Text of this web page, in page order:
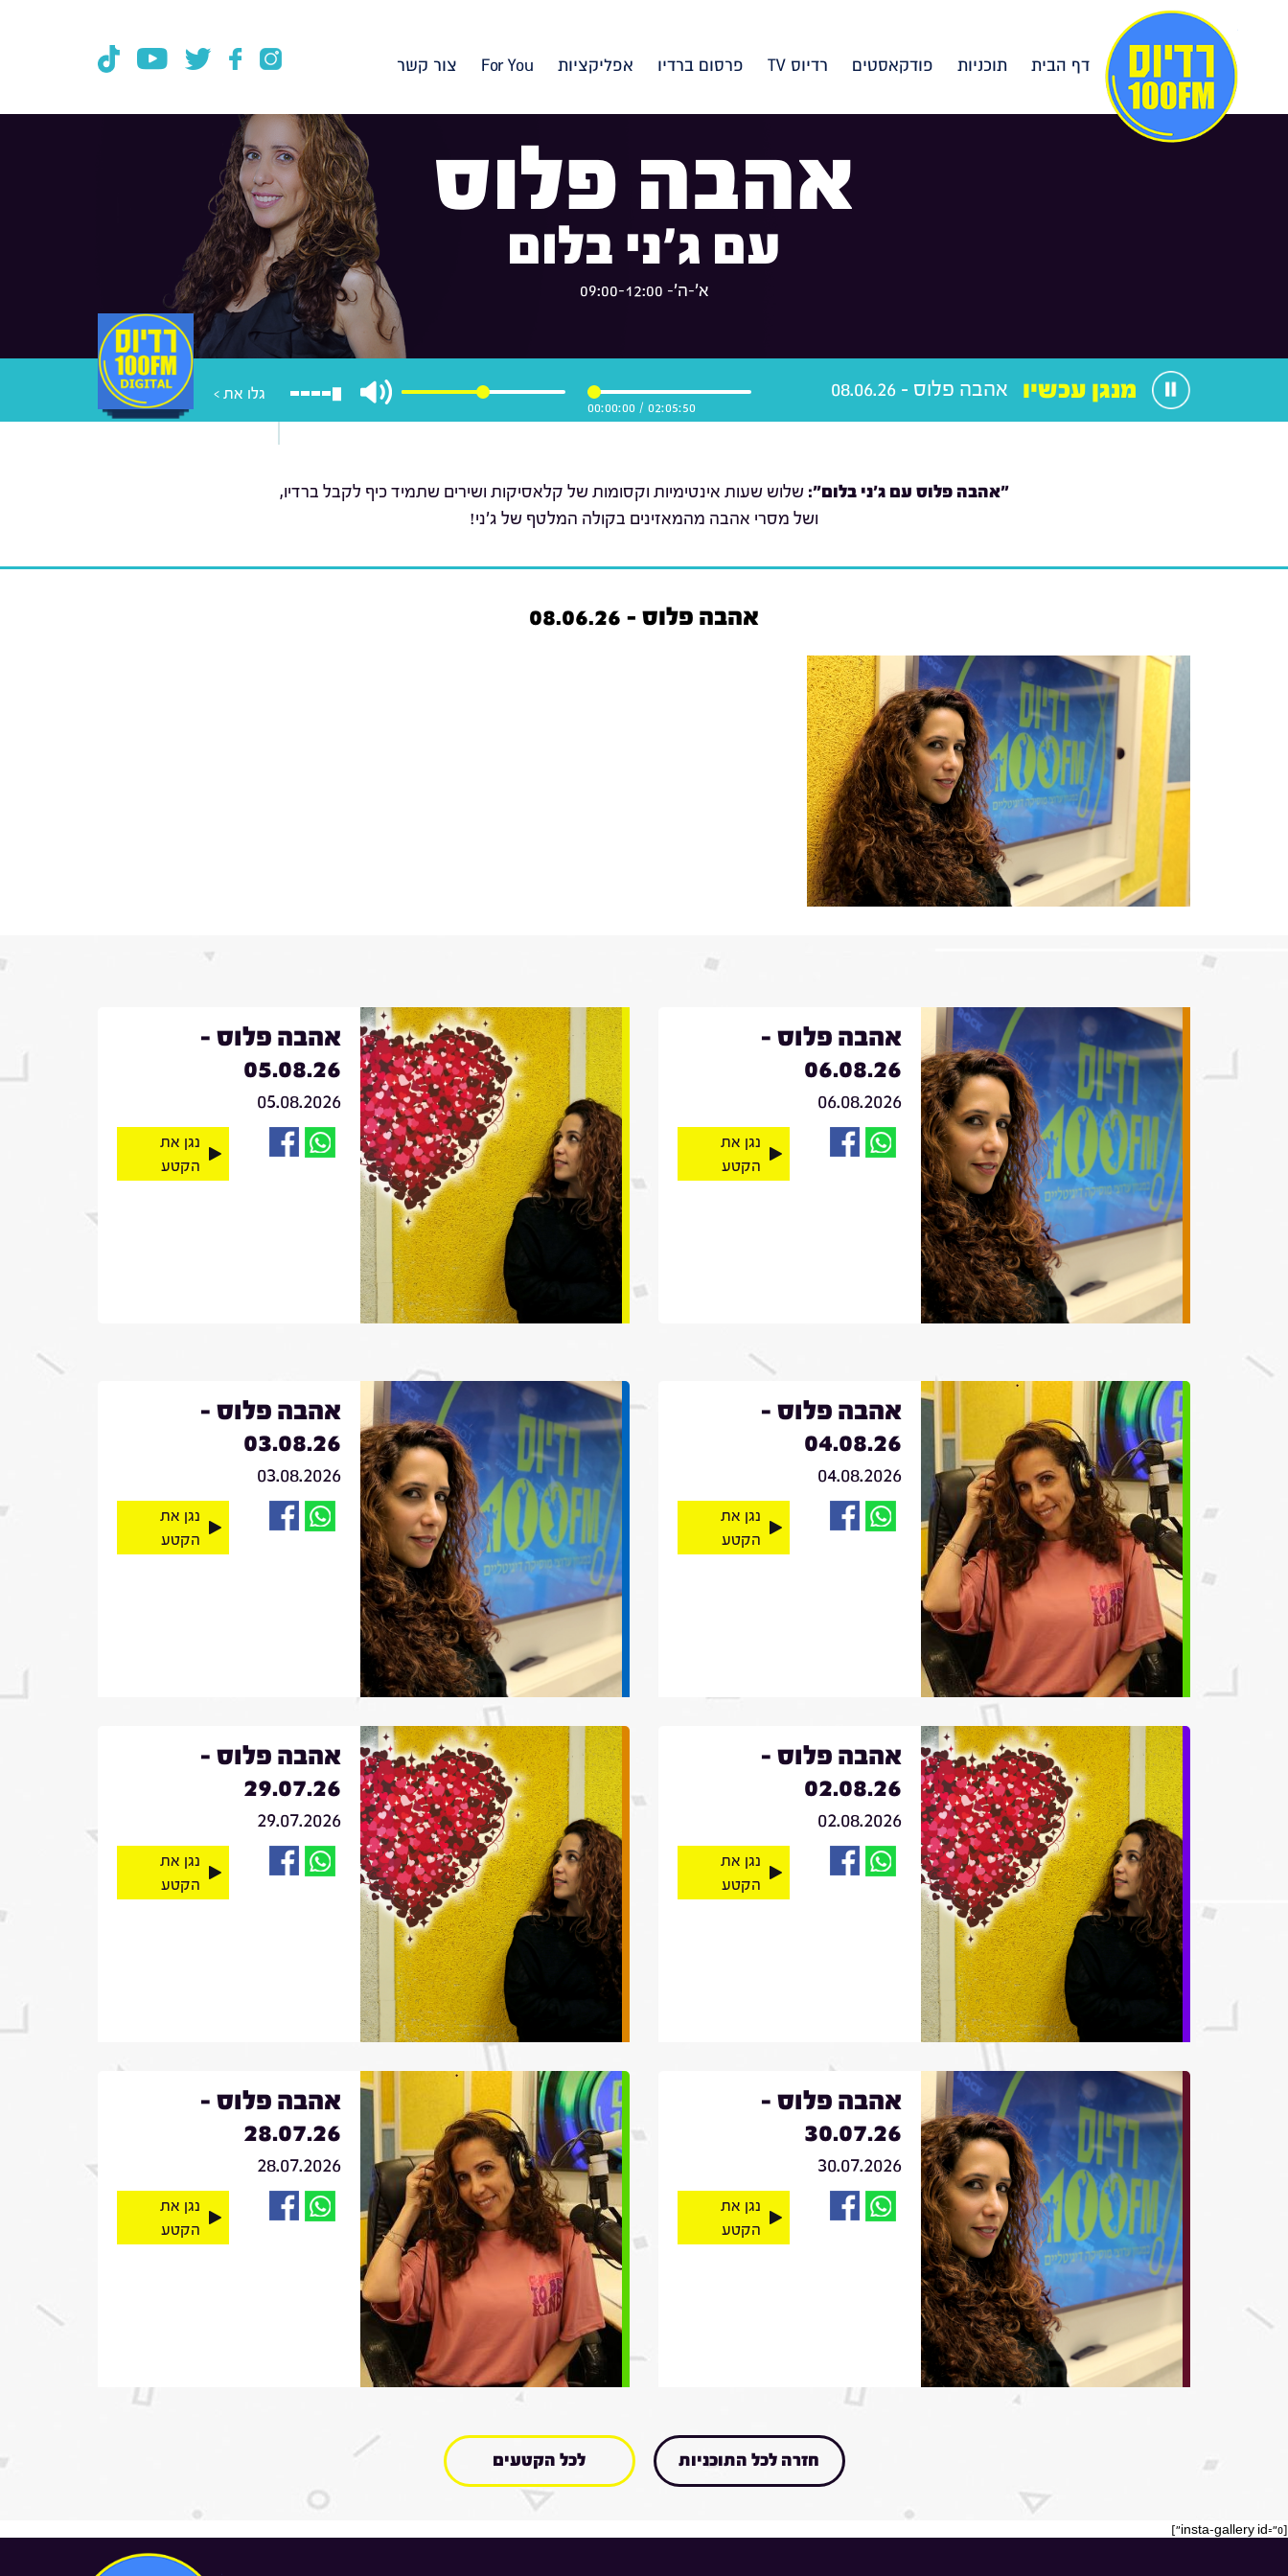
דף הבית תוכניות פודקאסטים רדיוס TV פרסום ברדיו אפליקציות For You צור קשר
אהבה פלוס
עם ג'ני בלום
א'-ה'- 09:00-12:00
גלו את >
02:05:50
/
00:00:00
מנגן עכשיו אהבה פלוס - 08.06.26
"אהבה פלוס עם ג'ני בלום": שלוש שעות אינטימיות וקסומות של קלאסיקות ושירים שתמיד כיף לקבל ברדיו,
ושל מסרי אהבה מהמאזינים בקולה המלטף של ג'ני!
אהבה פלוס - 08.06.26
אהבה פלוס -
06.08.26
06.08.2026
נגן את
הקטע
אהבה פלוס -
05.08.26
05.08.2026
נגן את
הקטע
אהבה פלוס -
04.08.26
04.08.2026
נגן את
הקטע
אהבה פלוס -
03.08.26
03.08.2026
נגן את
הקטע
אהבה פלוס -
02.08.26
02.08.2026
נגן את
הקטע
אהבה פלוס -
29.07.26
29.07.2026
נגן את
הקטע
אהבה פלוס -
30.07.26
30.07.2026
נגן את
הקטע
אהבה פלוס -
28.07.26
28.07.2026
נגן את
הקטע
חזרה לכל התוכניות לכל הקטעים
[insta-gallery id="0"]